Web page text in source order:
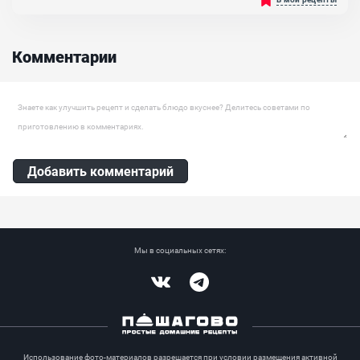
тесто удобное в работе, готовится очень просто и быстро. Мука,
Ингредиенты:
Комментарии
Оставить комментарий
Добавить комментарий
Мы в социальных сетях:
Использование фото-материалов разрешается при условии размещения активной